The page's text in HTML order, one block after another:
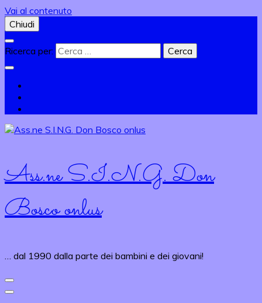
Vai al contenuto
Chiudi
Ricerca per:
Ass.ne S.I.N.G. Don
Bosco onlus
… dal 1990 dalla parte dei bambini e dei giovani!